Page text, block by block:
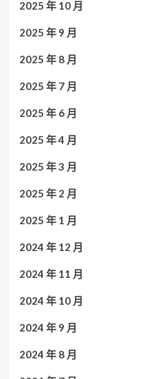
2025 年 10 月
2025 年 9 月
2025 年 8 月
2025 年 7 月
2025 年 6 月
2025 年 4 月
2025 年 3 月
2025 年 2 月
2025 年 1 月
2024 年 12 月
2024 年 11 月
2024 年 10 月
2024 年 9 月
2024 年 8 月